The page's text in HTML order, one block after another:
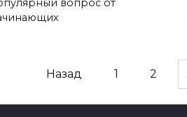
вопрос от
Назад 1 2